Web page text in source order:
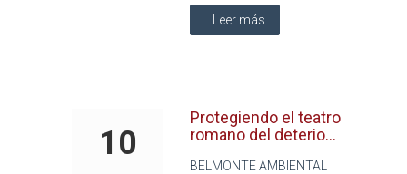
... Leer más.
10
Protegiendo el teatro
romano del deterio...
BELMONTE AMBIENTAL